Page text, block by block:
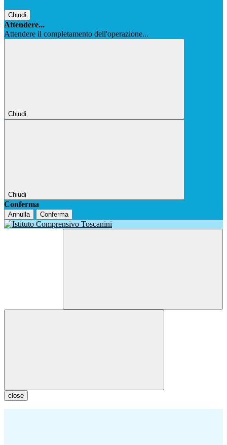
Chiudi
Attendere...
Attendere il completamento dell'operazione...
Chiudi
Chiudi
Conferma
Annulla Conferma
close